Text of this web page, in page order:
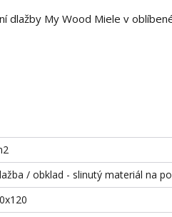
dlažby My Wood Miele v
/ obklad - slinutý materiál na